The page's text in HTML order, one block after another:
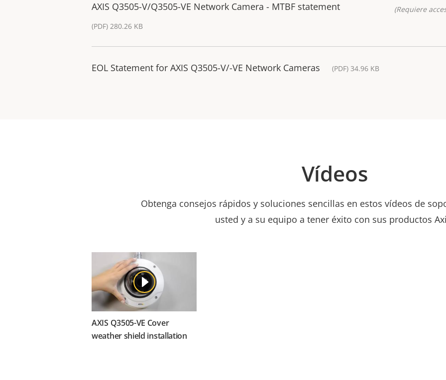
AXIS Q3505-V/Q3505-VE Network Camera - MTBF statement
(PDF) 280.26 KB
(Requiere
EOL Statement for AXIS Q3505-V/-VE Network Cameras (PDF) 34.96 KB
Vídeos
Obtenga consejos rápidos y soluciones sencillas en estos vídeos de
usted y a su equipo a tener éxito con sus productos
AXIS Q3505-VE Cover
weather shield installation